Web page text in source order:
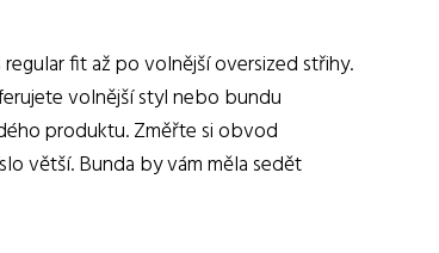
fit až po volnější oversized střihy.
volnější styl nebo bundu
produktu. Změřte si obvod
větší. Bunda by vám měla sedět